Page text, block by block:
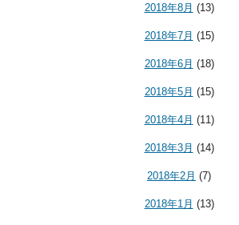
2018年8月 (13)
2018年7月 (15)
2018年6月 (18)
2018年5月 (15)
2018年4月 (11)
2018年3月 (14)
2018年2月 (7)
2018年1月 (13)